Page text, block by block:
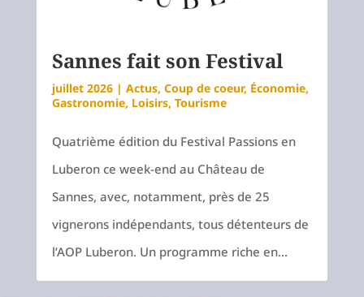
Sannes fait son Festival
juillet 2026| Actus, Coup de coeur, Économie,
Gastronomie, Loisirs, Tourisme
Quatrième édition du Festival Passions en
Luberon ce week-end au Château de
Sannes, avec, notamment, près de 25
vignerons indépendants, tous détenteurs de
l’AOP Luberon. Un programme riche en...